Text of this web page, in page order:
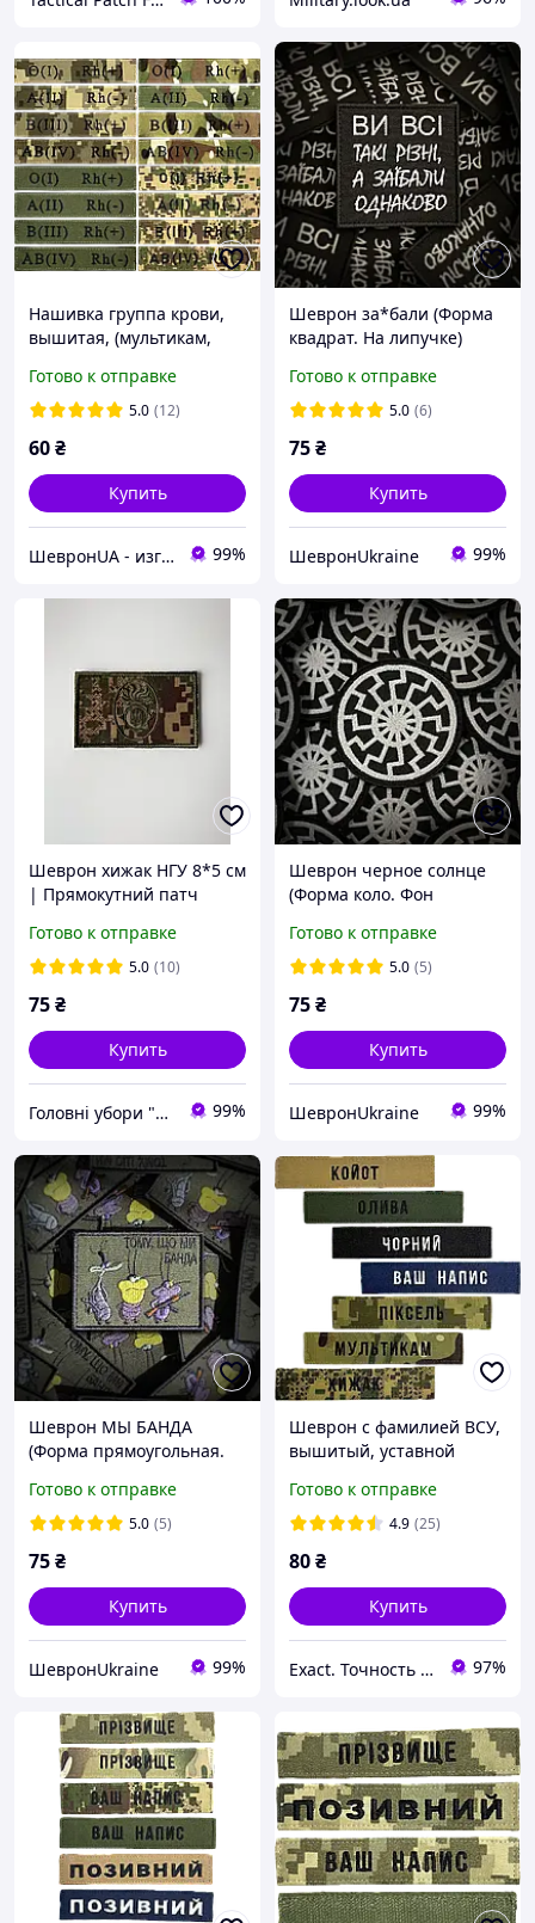
Нашивка группа крови,
вышитая, (мультикам,
12.5×2.5см, на липучке
Готово к отправке
5.0 (12)
60₴
Купить
ШевронUA - изготовление и продажа милитарной символики: погон, шевронов, нашивок. 99%
Шеврон за*бали (Форма
квадрат. На липучке)
Готово к отправке
5.0 (6)
75₴
Купить
ШевронUkraine 99%
Шеврон хижак НГУ 8*5 см
| Прямокутний патч
Кокарда хижак НГУ на
бейсболку
Готово к отправке
5.0 (10)
75₴
Купить
Головні убори "Еліпс" 99%
Шеврон черное солнце
(Форма коло. Фон
диаметре
Готово к отправке
5.0 (5)
75₴
Купить
ШевронUkraine 99%
Шеврон МЫ БАНДА
(Форма прямоугольная.
Готово к отправке
5.0 (5)
75₴
Купить
ШевронUkraine 99%
Шеврон с фамилией ВСУ,
вышитый, уставной
125×25мм, (пиксель,
мультикам, хищник,
синий)
Готово к отправке
4.9 (25)
80₴
Купить
Exact. Точность в работе. Свобода в творчестве. 97%